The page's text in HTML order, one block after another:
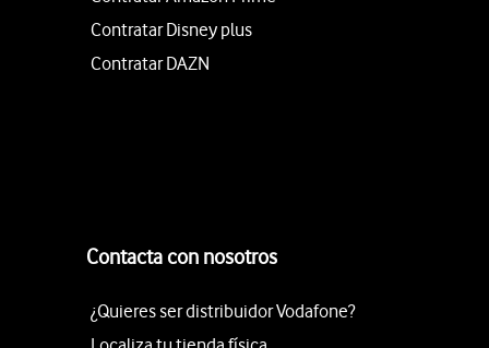
Contratar Disney plus
Contratar DAZN
Contacta con nosotros
¿Quieres ser distribuidor Vodafone?